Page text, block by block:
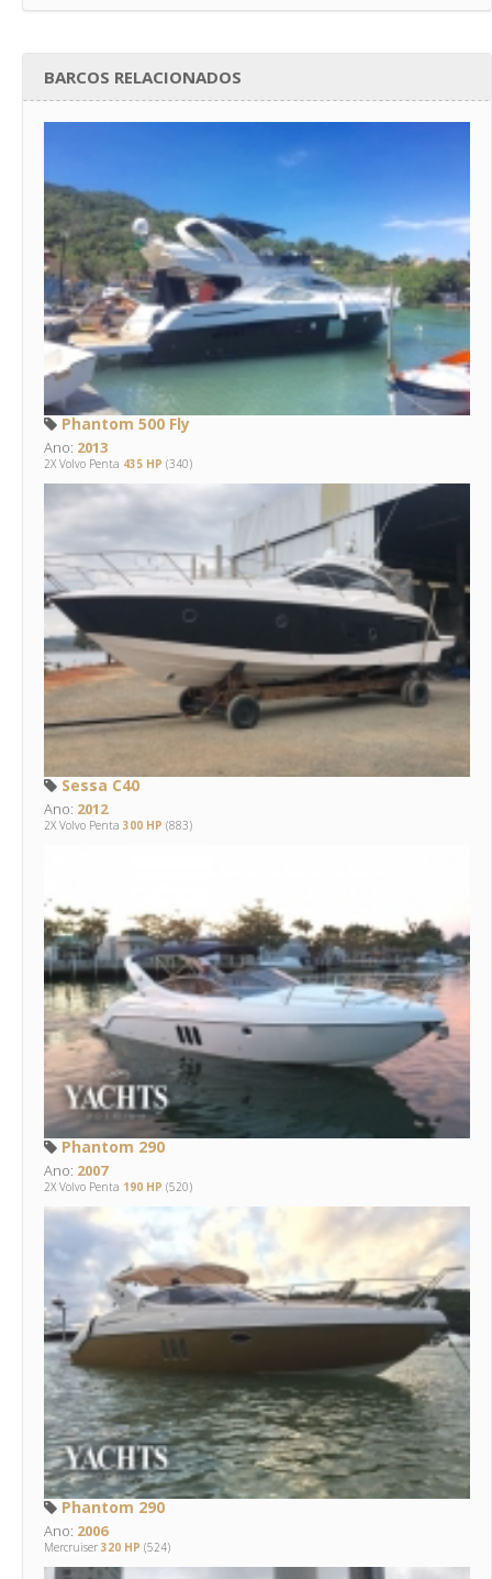
BARCOS RELACIONADOS
Phantom 500 Fly
Ano: 2013
2X Volvo Penta 435 HP (340)
Sessa C40
Ano: 2012
2X Volvo Penta 300 HP (883)
Phantom 290
Ano: 2007
2X Volvo Penta 190 HP (520)
Phantom 290
Ano: 2006
Mercruiser 320 HP (524)